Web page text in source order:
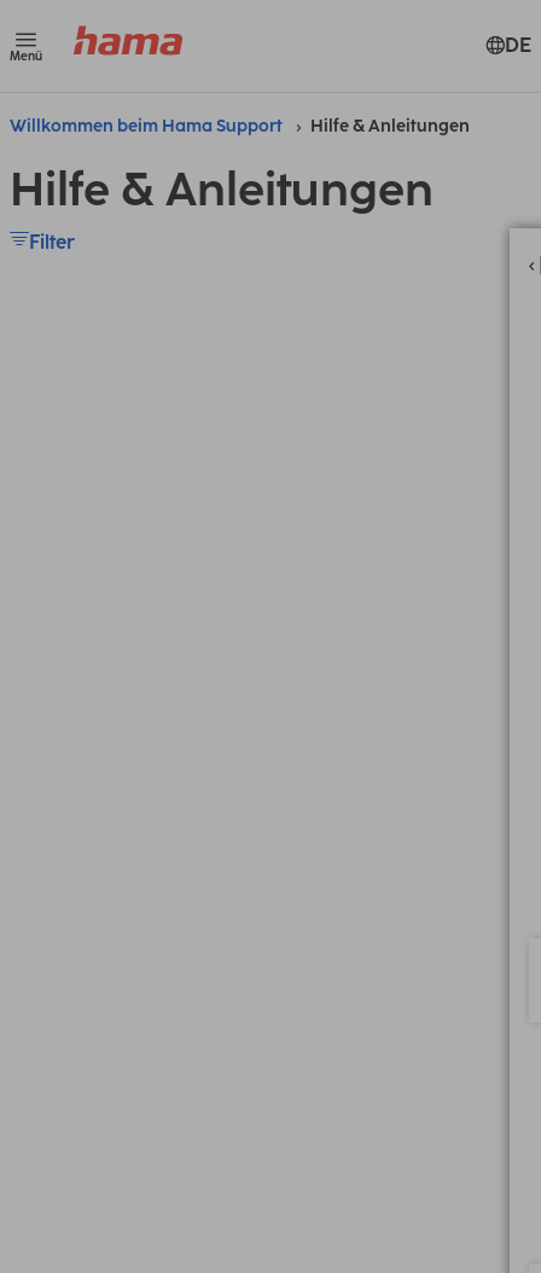
Menü DE
Willkommen beim Hama Support Hilfe & Anleitungen
Hilfe & Anleitungen
Filter